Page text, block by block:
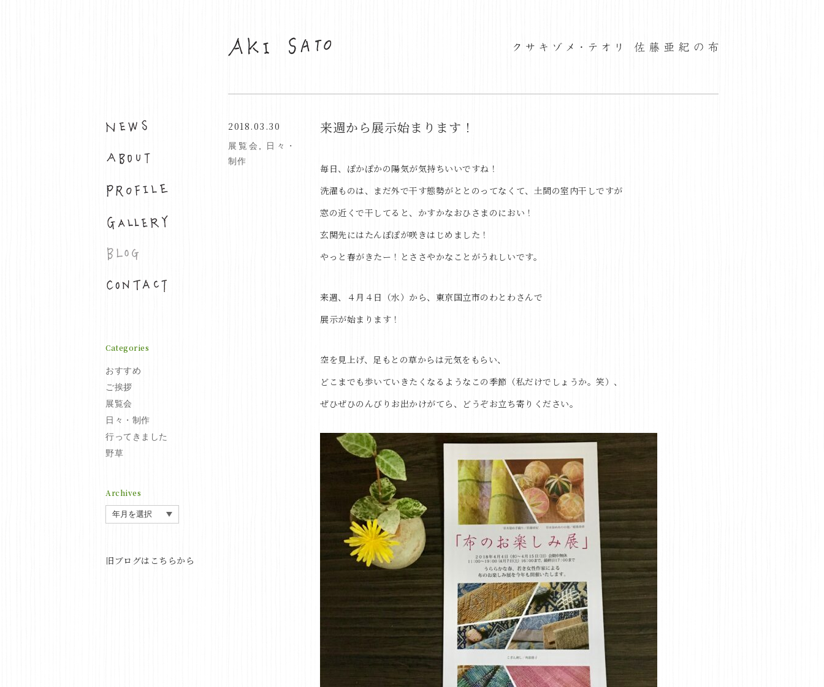
Categories
おすすめ
ご挨拶
展覧会
日々・制作
行ってきました
野草
Archives
旧ブログはこちらから
来週から展示始まります！
2018.03.30
展覧会
日々・
制作
毎日、ぽかぽかの陽気が気持ちいいですね！
洗濯ものは、まだ外で干す態勢がととのってなくて、土間の室内干しですが
窓の近くで干してると、かすかなおひさまのにおい！
玄関先にはたんぽぽが咲きはじめました！
やっと春がきたー！とささやかなことがうれしいです。
来週、４月４日（水）から、東京国立市のわとわさんで
展示が始まります！
空を見上げ、足もとの草からは元気をもらい、
どこまでも歩いていきたくなるようなこの季節（私だけでしょうか。笑）、
ぜひぜひのんびりお出かけがてら、どうぞお立ち寄りください。